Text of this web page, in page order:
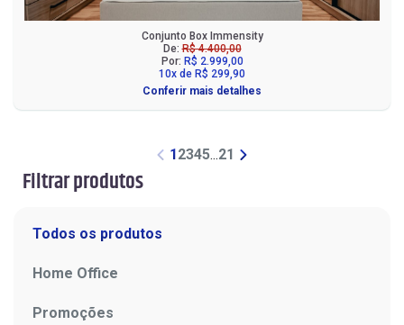
Filtrar produtos
Todos os produtos
Home Office
Promoções
Conjunto Box Immensity
De:R$ 4.400,00
Por: R$ 2.999,00
10x de R$ 299,90
Conferir mais detalhes
1 2345...21